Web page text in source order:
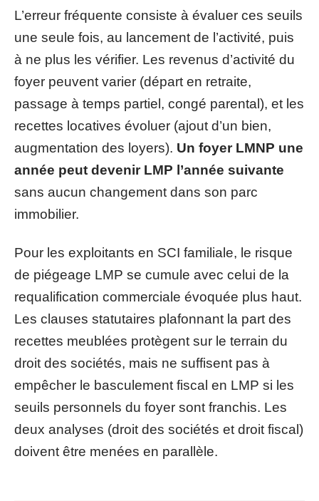
L’erreur fréquente consiste à évaluer ces seuils
une seule fois, au lancement de l’activité, puis
à ne plus les vérifier. Les revenus d’activité du
foyer peuvent varier (départ en retraite,
passage à temps partiel, congé parental), et les
recettes locatives évoluer (ajout d’un bien,
augmentation des loyers). Un foyer LMNP une
année peut devenir LMP l’année suivante
sans aucun changement dans son parc
immobilier.
Pour les exploitants en SCI familiale, le risque
de piégeage LMP se cumule avec celui de la
requalification commerciale évoquée plus haut.
Les clauses statutaires plafonnant la part des
recettes meublées protègent sur le terrain du
droit des sociétés, mais ne suffisent pas à
empêcher le basculement fiscal en LMP si les
seuils personnels du foyer sont franchis. Les
deux analyses (droit des sociétés et droit fiscal)
doivent être menées en parallèle.